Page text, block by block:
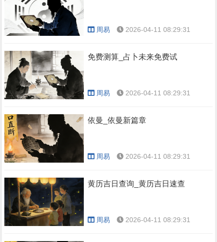
周易 2026-04-11 08:29:31
免费测算_占卜未来免费试
周易 2026-04-11 08:29:31
依曼_依曼新篇章
周易 2026-04-11 08:29:31
黄历吉日查询_黄历吉日速查
周易 2026-04-11 08:29:31